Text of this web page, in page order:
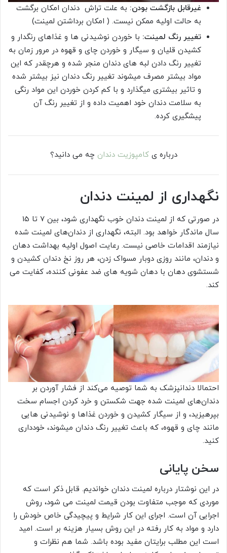
غیرقابل بازگشت بودن: به علت تراش دندان امکان برگشت
به حالت اولیه ممکن نیست. ( امکان برداشتن لمینت)
تغییر رنگ لمینت: با خوردن نوشیدنی ها و غذاهای رنگدار و
کشیدن قلیان و سیگار و خوردن چای و قهوه در مرور زمان به
تغییر رنگ دادن لبه های دندان منجر شده و هرچقدر که این
مواد بیشتر مصرف میشوند تغییر رنگ دندان نیز بیشتر شده
و تاثیر بیشتری میگذارد و با کم کردن خوردن این مواد رنگی
به سلامت دندان خود اهمیت داده و از تغییر رنگ آن
پیشگیری کرده.
درباره یکامپوزیت دندان چه می دانید؟
نگهداری از لمینت دندان
در صورتی که از لمینت دندان خوب نگهداری شود، بین 7 تا 15
سال ماندگار خواهد بود. البته، نگهداری از دندان‌های لمینت شده
نیازمند اقدامات خاصی نیست. رعایت اصول اولیه بهداشت دهان
و دندان، مانند روزی دوبار مسواک زدن، هر روز نخ دندان کشیدن و
شستشوی دهان با دهان شویه های ضد عفونی کننده، کفایت می
کند.
احتمالا دندانپزشک به شما توصیه می‌کند از فشار آوردن بر
دندان‌های لمینت شده جهت شکستن و خرد کردن اجسام سخت
بپرهیزید، و از سیگار کشیدن و خوردن غذاها و نوشیدنی هایی
مانند چای و قهوه، که باعث تغییر رنگ دندان میشوند، خودداری
کنید.
سخن پایانی
در این نوشتار درباره لمینت دندان خواندیم. قابل ذکر است که
موردی که موجب متفاوت بودن قیمت لمینت می شود، روش
اجرایی آن است. اجرای این کار شرایط و پیچیدگی خاص خودش را
دارد و مواد به کار رفته در این روش بسیار هزینه بر است. امید
است این مطلب برایتان مفید بوده باشد. شما هم نظرات و